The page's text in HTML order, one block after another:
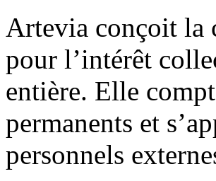
Artevia conçoit la
pour l’intérêt
entière. Elle
permanents et
personnels